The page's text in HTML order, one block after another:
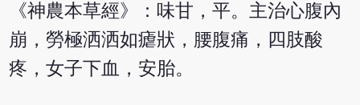
《神農本草經》：味甘，平。主治心腹內
崩，勞極洒洒如瘧狀，腰腹痛，四肢酸
疼，女子下血，安胎。